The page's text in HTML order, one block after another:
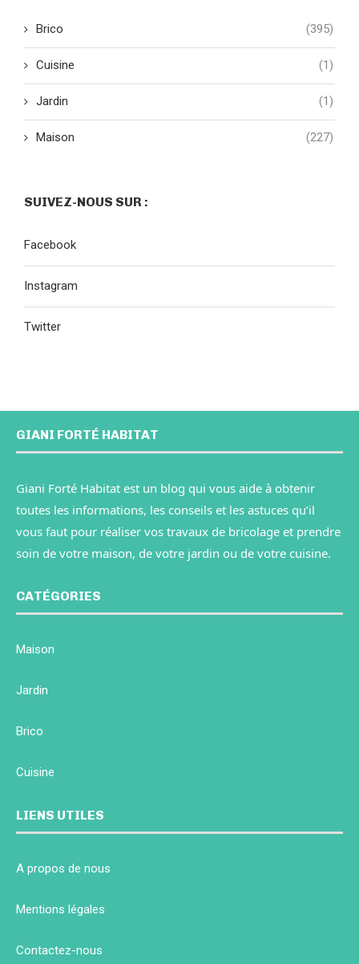
Brico (395)
Cuisine (1)
Jardin (1)
Maison (227)
SUIVEZ-NOUS SUR :
Facebook
Instagram
Twitter
GIANI FORTÉ HABITAT
Giani Forté Habitat est un blog qui vous aide à obtenir
toutes les informations, les conseils et les astuces qu’il
vous faut pour réaliser vos travaux de bricolage et prendre
soin de votre maison, de votre jardin ou de votre cuisine.
CATÉGORIES
Maison
Jardin
Brico
Cuisine
LIENS UTILES
A propos de nous
Mentions légales
Contactez-nous